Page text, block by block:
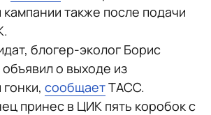
также после подачи
блогер-эколог Борис
о выходе из
сообщаетТАСС.
принес в ЦИК пять коробок с